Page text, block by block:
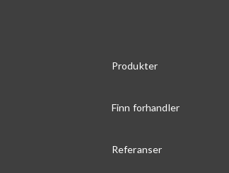
Produkter
Finn forhandler
Referanser